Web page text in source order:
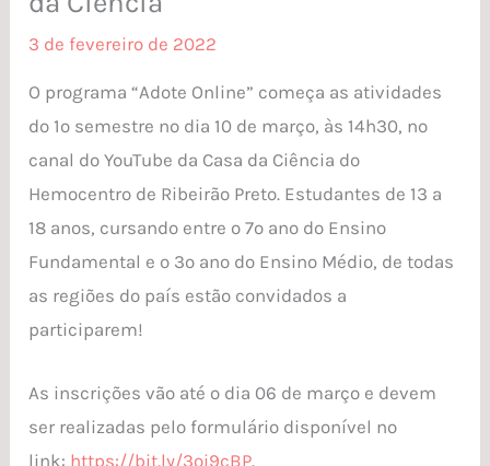
3 de fevereiro de 2022
O programa “Adote Online” começa as atividades
do 1º semestre no dia 10 de março, às 14h30, no
canal do YouTube da Casa da Ciência do
Hemocentro de Ribeirão Preto. Estudantes de 13 a
18 anos, cursando entre o 7º ano do Ensino
Fundamental e o 3º ano do Ensino Médio, de todas
as regiões do país estão convidados a
participarem!
As inscrições vão até o dia 06 de março e devem
ser realizadas pelo formulário disponível no
link: https://bit.ly/3oi9cBP.